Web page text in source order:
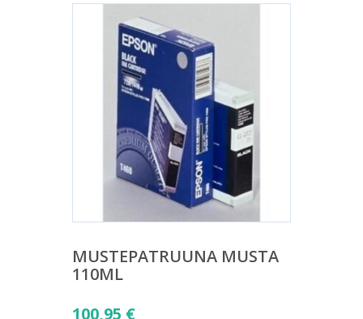
MUSTEPATRUUNA MUSTA
110ML
100,95 €